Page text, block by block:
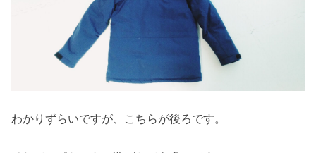
わかりずらいですが、こちらが後ろです。